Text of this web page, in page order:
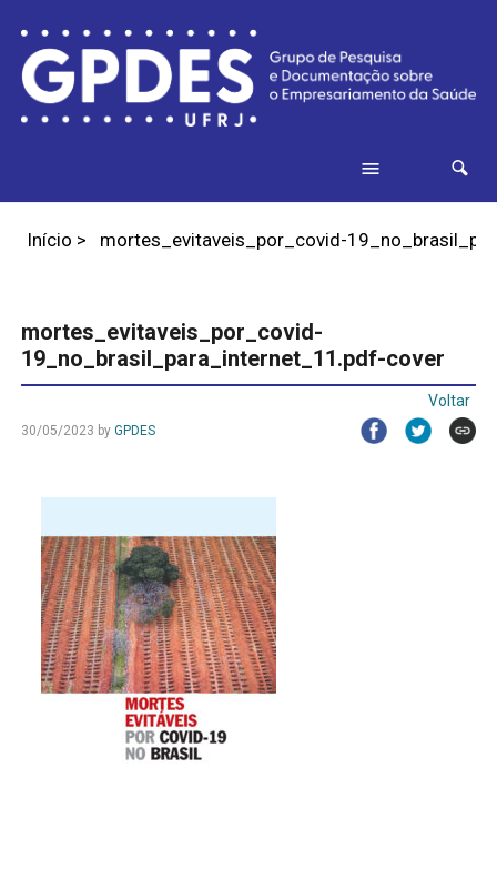
Início > mortes_evitaveis_por_covid-
mortes_evitaveis_por_covid-
19_no_brasil_para_internet_11.pdf-cover
Voltar
30/05/2023 by GPDES